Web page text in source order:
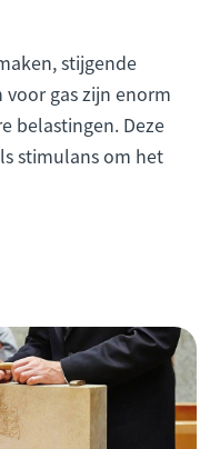
stijgende
gas zijn enorm
belastingen. Deze
stimulans om het